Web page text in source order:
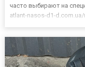
часто выбирают на
atlant-nasos-d1-
сложных условиях